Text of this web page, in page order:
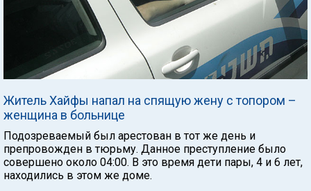
Житель Хайфы напал на спящую жену с топором –
женщина в больнице
Подозреваемый был арестован в тот же день и
препровожден в тюрьму. Данное преступление было
совершено около 04:00. В это время дети пары, 4 и 6 лет,
находились в этом же доме.